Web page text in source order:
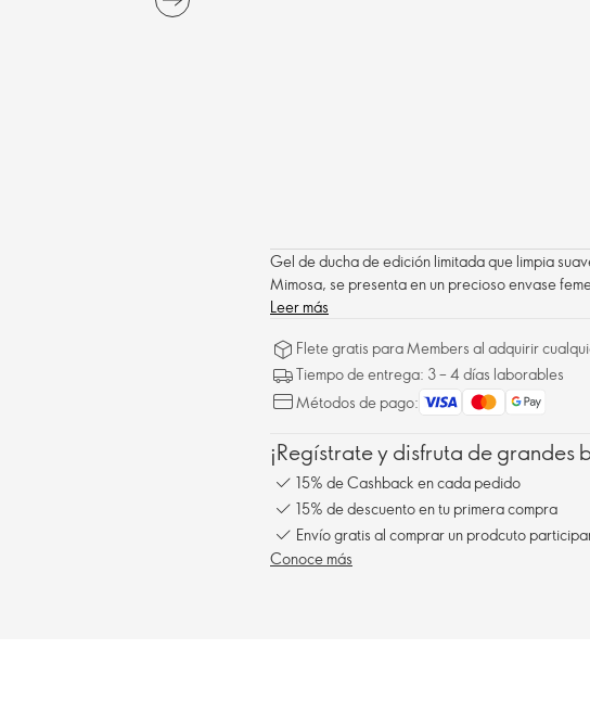
Gel de ducha de edición limitada que limpia
Mimosa, se presenta en un precioso envase
Leer más
Flete gratis para Members al adquirir
Tiempo de entrega: 3 – 4 días laborables
Métodos de pago:
¡Regístrate y disfruta de grandes
15% de Cashback en cada pedido
15% de descuento en tu primera compra
Envío gratis al comprar un prodcuto
Conoce más